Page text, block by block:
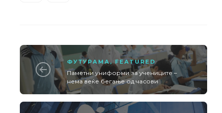
ФУТУРАМА,FEATURED
Паметни униформи за учениците –
нема веќе бегање од часови